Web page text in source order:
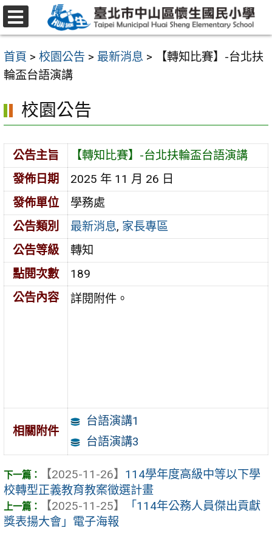
跳
至
要
內
區
首頁 > 校園公告 > 最新消息 >
【轉知比賽】-台北扶
輪盃台語演講
校園公告
公告主旨
【轉知比賽】-台北扶輪盃台語演講
發佈日期
2025 年 11 月 26 日
發佈單位
學務處
公告類別
最新消息, 家長專區
公告等級
轉知
點閱次數
189
公告內容
詳閱附件。
相關附件
台語演講1
台語演講3
【2025-11-26】 114學年度高級中等以下學
校轉型正義教育教案徵選計畫
【2025-11-25】
「114年公務人員傑出貢獻
獎表揚大會」電子海報
選
單